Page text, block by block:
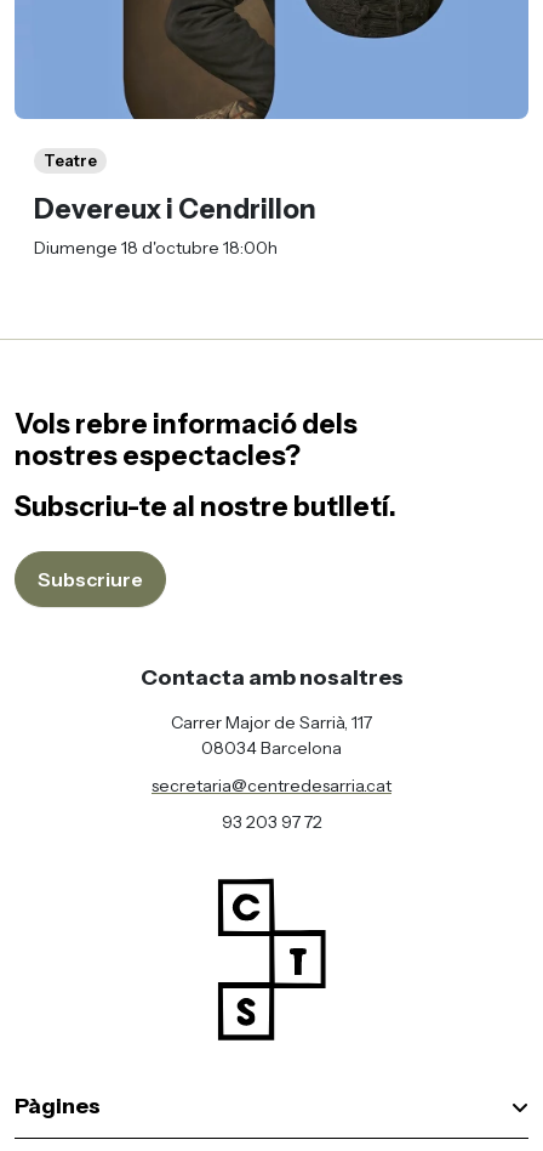
Teatre
Devereux i Cendrillon
Diumenge 18 d'octubre 18:00h
Vols rebre informació dels
nostres espectacles?
Subscriu-te al nostre butlletí.
Subscriure
Contacta amb nosaltres
Carrer Major de Sarrià, 117
08034 Barcelona
secretaria@centredesarria.cat
93 203 97 72
Pàgines